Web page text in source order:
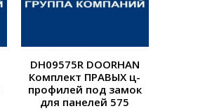
DH09575R DOORHAN
Комплект ПРАВЫХ ц-
профилей под замок
для панелей 575